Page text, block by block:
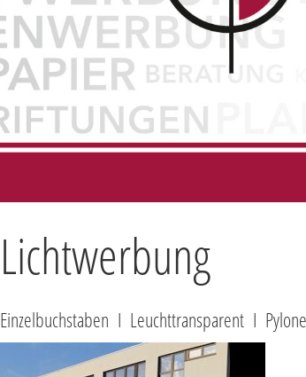
Lichtwerbung
Einzelbuchstaben I Leuchttransparent I